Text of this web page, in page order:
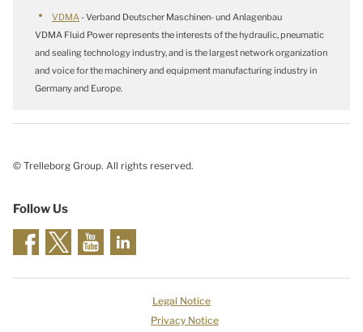
VDMA- Verband Deutscher Maschinen- und Anlagenbau
VDMA Fluid Power represents the interests of the hydraulic, pneumatic
and sealing technology industry, and is the largest network organization
and voice for the machinery and equipment manufacturing industry in
Germany and Europe.
© Trelleborg Group. All rights reserved.
Follow Us
Legal Notice
Privacy Notice